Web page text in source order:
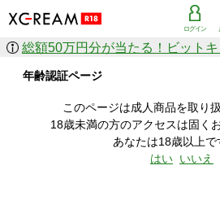
ログイン
作品を探す
ジャンル
シ
人気のセール中商品
新
すべての作品から探す
年齢認証ページ
このページは成人商品を取り
18歳未満の方のアクセスは固く
あなたは18歳以上で
はい いいえ